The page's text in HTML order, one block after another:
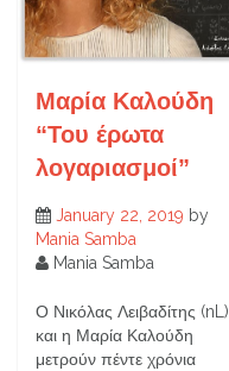
Μαρία Καλούδη
“Του έρωτα
λογαριασμοί”
January 22, 2019 by
Mania Samba
Mania Samba
Ο Νικόλας Λειβαδίτης (nL)
και η Μαρία Καλούδη
μετρούν πέντε χρόνια